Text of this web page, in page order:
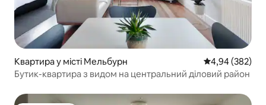
Квартира у місті Мельбурн Середня
4,94 (382)
Бутик-квартира з видом на центральний діловий район